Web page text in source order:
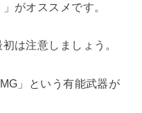
がオススメです。
は注意しましょう。
」という有能武器が